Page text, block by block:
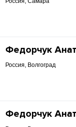
Федорчук
Россия, Волгоград
Федорчук